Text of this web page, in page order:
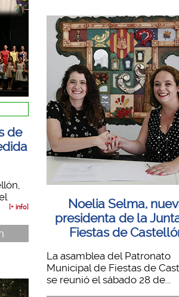
de
[+ info]
Noelia Selma,
presidenta de la
Fiestas de
La asamblea del Patronato
Municipal de Fiestas de
se reunió el sábado 28 de...